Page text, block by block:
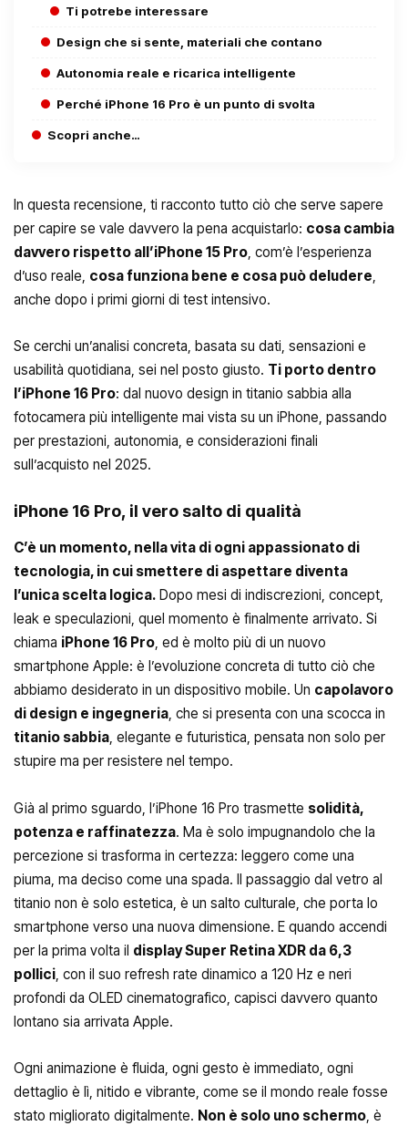
Ti potrebe interessare
Design che si sente, materiali che contano
Autonomia reale e ricarica intelligente
Perché iPhone 16 Pro è un punto di svolta
Scopri anche…
In questa recensione, ti racconto tutto ciò che serve sapere
per capire se vale davvero la pena acquistarlo: cosa cambia
davvero rispetto all’iPhone 15 Pro, com’è l’esperienza
d’uso reale, cosa funziona bene e cosa può deludere,
anche dopo i primi giorni di test intensivo.
Se cerchi un’analisi concreta, basata su dati, sensazioni e
usabilità quotidiana, sei nel posto giusto. Ti porto dentro
l’iPhone 16 Pro: dal nuovo design in titanio sabbia alla
fotocamera più intelligente mai vista su un iPhone, passando
per prestazioni, autonomia, e considerazioni finali
sull’acquisto nel 2025.
iPhone 16 Pro, il vero salto di qualità
C’è un momento, nella vita di ogni appassionato di
tecnologia, in cui smettere di aspettare diventa
l’unica scelta logica. Dopo mesi di indiscrezioni, concept,
leak e speculazioni, quel momento è finalmente arrivato. Si
chiama iPhone 16 Pro, ed è molto più di un nuovo
smartphone Apple: è l’evoluzione concreta di tutto ciò che
abbiamo desiderato in un dispositivo mobile. Un capolavoro
di design e ingegneria, che si presenta con una scocca in
titanio sabbia, elegante e futuristica, pensata non solo per
stupire ma per resistere nel tempo.
Già al primo sguardo, l’iPhone 16 Pro trasmette solidità,
potenza e raffinatezza. Ma è solo impugnandolo che la
percezione si trasforma in certezza: leggero come una
piuma, ma deciso come una spada. Il passaggio dal vetro al
titanio non è solo estetica, è un salto culturale, che porta lo
smartphone verso una nuova dimensione. E quando accendi
per la prima volta il display Super Retina XDR da 6,3
pollici , con il suo refresh rate dinamico a 120 Hz e neri
profondi da OLED cinematografico, capisci davvero quanto
lontano sia arrivata Apple.
Ogni animazione è fluida, ogni gesto è immediato, ogni
dettaglio è lì, nitido e vibrante, come se il mondo reale fosse
stato migliorato digitalmente. Non è solo uno schermo, è